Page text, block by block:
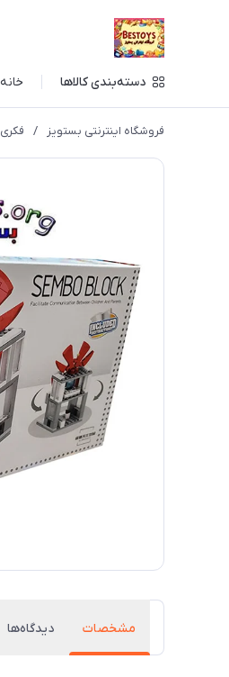
دسته‌بندی کالاها خانه
فروشگاه اینترنتی بستویز / فکری
مشخصات دیدگاه‌ها